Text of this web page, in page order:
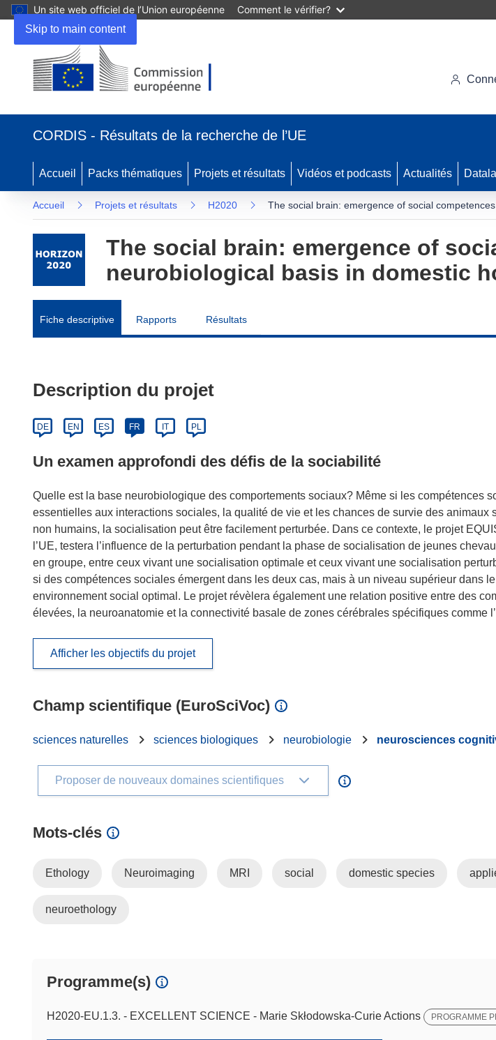
Skip to main content
Un site web officiel de l’Union européenne Comment le vérifier?
CORDIS - Résultats de la recherche de l’UE
Accueil Packs thématiques Projets et résultats Vidéos et podcasts Actualités
Accueil Projets et résultats H2020 The social brain: emergence of social
The social brain: emergence of
neurobiological basis in domestic
Fiche descriptive Rapports Résultats
Description du projet
DE EN ES FR IT PL
Un examen approfondi des défis de la sociabilité
Quelle est la base neurobiologique des comportements sociaux? Même si les compétences
essentielles aux interactions sociales, la qualité de vie et les chances de survie des animaux
non humains, la socialisation peut être facilement perturbée. Dans ce contexte, le projet
l’UE, testera l’influence de la perturbation pendant la phase de socialisation de jeunes
en groupe, entre ceux vivant une socialisation optimale et ceux vivant une socialisation
si des compétences sociales émergent dans les deux cas, mais à un niveau supérieur dans le
environnement social optimal. Le projet révèlera également une relation positive entre des
élevées, la neuroanatomie et la connectivité basale de zones cérébrales spécifiques comme
Afficher les objectifs du projet
Champ scientifique (EuroSciVoc)
sciences naturelles sciences biologiques neurobiologie neurosciences
Proposer de nouveaux domaines scientifiques
Mots‑clés
Ethology Neuroimaging MRI social domestic species
neuroethology
Programme(s)
H2020-EU.1.3. - EXCELLENT SCIENCE - Marie Skłodowska-Curie Actions PROGRAMME